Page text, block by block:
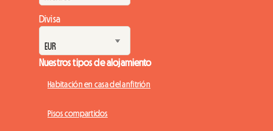
Divisa
Nuestros tipos de alojamiento
Habitación en casa del anfitrión
Pisos compartidos